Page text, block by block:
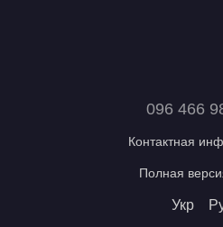
096 466
Контактная
Полная
Укр